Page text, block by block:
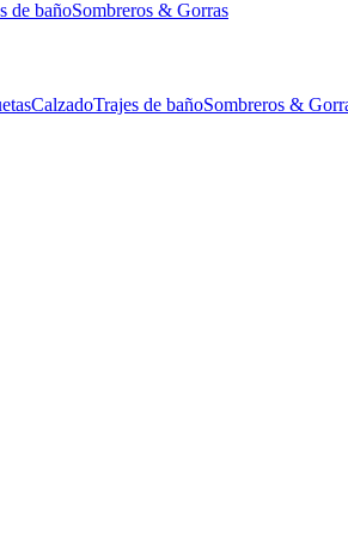
de bañoSombreros & Gorras
CalzadoTrajes de bañoSombreros &